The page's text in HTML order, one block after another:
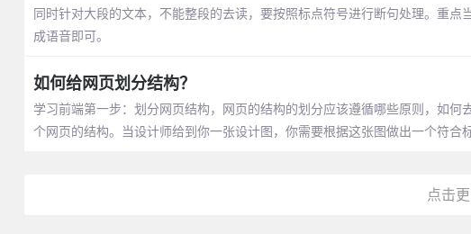
同时针对大段的文本，不能整段的去读，要按照标点符号进行断句处理。重
成语音即可。
如何给网页划分结构？
学习前端第一步：划分网页结构，网页的结构的划分应该遵循哪些原则，如
个网页的结构。当设计师给到你一张设计图，你需要根据这张图做出一个符合
点击